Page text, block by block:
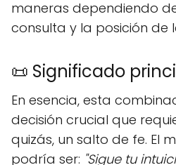
maneras dependiendo
consulta y la posición de
📜 Significado
En esencia, esta
decisión crucial que
quizás, un salto de fe. El
podría ser: "Sigue tu